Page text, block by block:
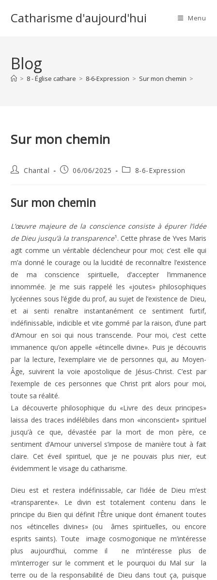
Catharisme d'aujourd'hui Menu
Blog
> 8 - Église cathare > 8-6-Expression > Sur mon chemin >
Sur mon chemin
Auteur/autrice
publication :
Chantal
Publication
06/06/2025
Post8-6-Expression
Sur mon chemin
L’œuvre majeure de la conscience consiste à épurer l’idée
de Dieu jusqu’à la transparence¹. Cette phrase de Yves Maris
agit comme un véritable déclencheur pour moi; c’est elle qui
m’a donné le courage ou la lucidité de reconnaître l’existence
de ma conscience spirituelle, d’accepter l’immanence
innommée. Je me suis rappelé les «joutes» philosophiques
lycéennes sous l’égide du prof, au sujet de l’existence de Dieu,
et ai senti renaître instantanément ce sentiment furtif,
indéfinissable, indicible et vite gommé par la raison, d’une part
d’Amour en soi qui nous transcende. Pour moi, c’est cette
immanence qu’on appelle «étincelle divine». Puis je découvris
par la lecture, l’exemplaire vie de personnes qui, au Moyen-
Âge, suivirent la voie apostolique de Jésus-Christ. C’est par
l’exemple de ces personnes que Christ prit alors pour moi,
toute sa réalité.
La découverte philosophique du «Livre des deux principes»
laissa des traces indélébiles dans mon «inconscient» spirituel
jusqu’à ce que, dévastée par la mort de mon père, ce
sentiment d’Amour universel s’impose de manière tout à fait
claire. Cet éveil spirituel, que je ne pouvais plus nier, eut
évidemment le visage du catharisme.
Dieu est et restera indéfinissable, car l’idée de Dieu m’est
«transparente». Le divin est totalement contenu dans le
principe du Bien qui définit l’Être unique dont émanent toutes
nos «étincelles divines» (ou âmes spirituelles, ou encore
esprits saints). Toute image cosmogonique ne m’intéresse
plus aujourd’hui, comme il ne m’intéresse plus de
m’interroger sur le comment et le pourquoi du Mal sur la
terre ou de la responsabilité de Dieu dans tout ça, puisque